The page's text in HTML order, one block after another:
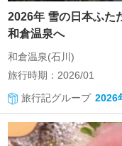
2026年 雪の日本ふ
和倉温泉へ
和倉温泉(石川)
旅行時期：2026/01
旅行記グループ 2026